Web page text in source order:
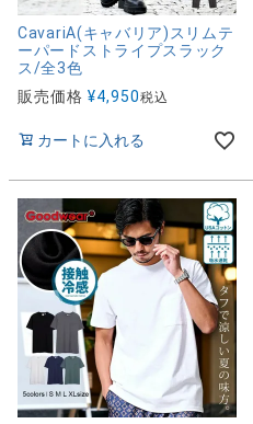
CavariA(キャバリア)スリムテ
ーパードストライプスラック
ス/全3色
販売価格 ¥4,950税込
カートに入れる